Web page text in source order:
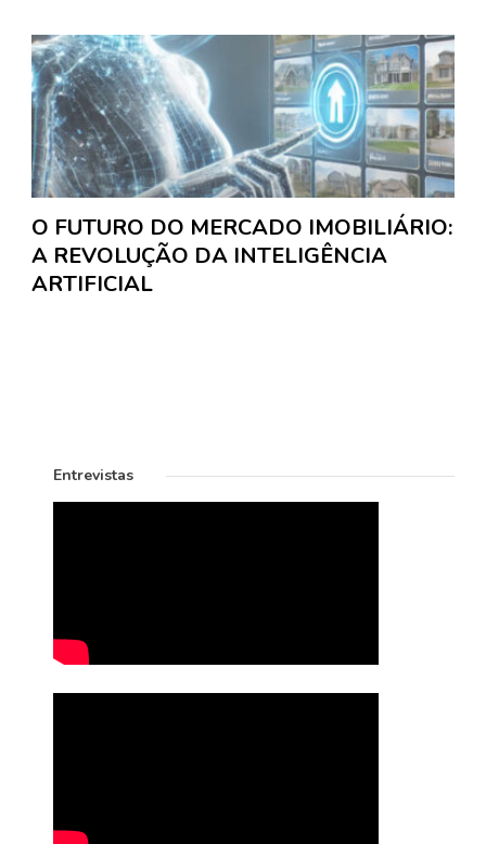
O FUTURO DO MERCADO IMOBILIÁRIO:
A REVOLUÇÃO DA INTELIGÊNCIA
ARTIFICIAL
Entrevistas